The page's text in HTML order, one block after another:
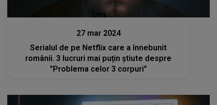
Stiri
27 mar 2024
Serialul de pe Netflix care a înnebunit
românii. 3 lucruri mai puțin știute despre
"Problema celor 3 corpuri"